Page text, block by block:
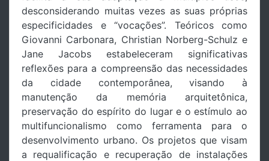
desconsiderando muitas vezes as suas próprias
especificidades e “vocações”. Teóricos como
Giovanni Carbonara, Christian Norberg-Schulz e
Jane Jacobs estabeleceram significativas
reflexões para a compreensão das necessidades
da cidade contemporânea, visando à
manutenção da memória arquitetônica,
preservação do espírito do lugar e o estímulo ao
multifuncionalismo como ferramenta para o
desenvolvimento urbano. Os projetos que visam
a requalificação e recuperação de instalações